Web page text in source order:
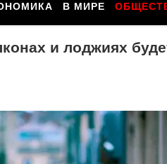
В МИРЕ
и лоджиях